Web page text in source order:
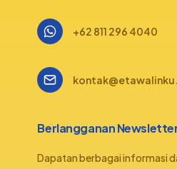
+62 811 296 4040
Berlangganan
Dapatan berbagai informasi